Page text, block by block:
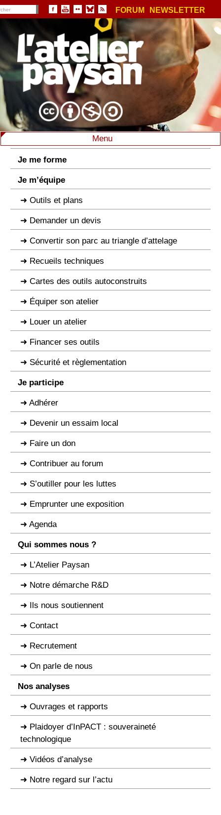
FORUM NEWSLETTER
Menu
Je me forme
Je m’équipe
Outils et plans
Demander un devis
Convertir son parc au triangle d’attelage
Recueils techniques
Cartes des outils autoconstruits
Équiper son atelier
Louer un atelier
Financer ses outils
Sécurité et règlementation
Je participe
Adhérer
Devenir un essaim local
Faire un don
Contribuer au forum
S’outiller pour les luttes
Emprunter une exposition
Agenda
Qui sommes nous ?
L’Atelier Paysan
Notre démarche R&D
Ils nous soutiennent
Contact
Recrutement
On parle de nous
Nos analyses
Ouvrages et rapports
Plaidoyer d’InPACT : souveraineté
technologique
Vidéos d’analyse
Notre regard sur l’actu